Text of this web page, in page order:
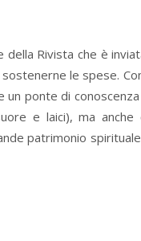
Rivista che è
le spese.
un ponte di
e laici), ma anche
patrimonio